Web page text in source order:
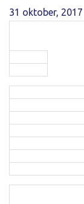
31 oktober, 2017